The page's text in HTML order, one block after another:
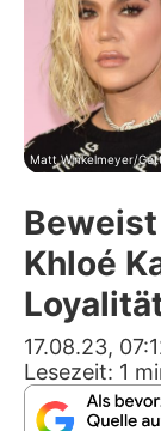
Matt Winkelmeyer/
Khloé
17.08.23,
Lesezeit: 1